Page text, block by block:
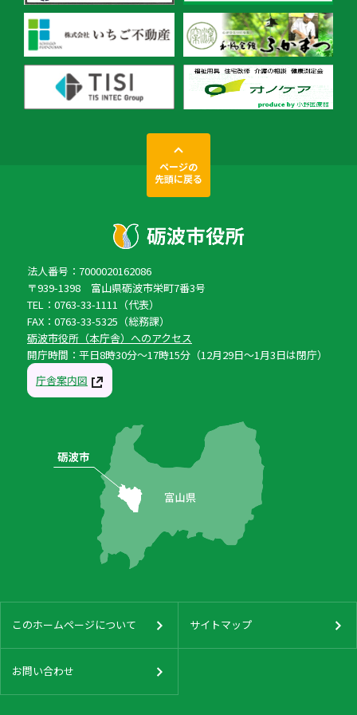
ページの
先頭に戻る
法人番号：7000020162086
〒939-1398 富山県砺波市栄町7番3号
TEL：0763-33-1111（代表）
FAX：0763-33-5325（総務課）
砺波市役所（本庁舎）へのアクセス
開庁時間：平日8時30分〜17時15分（12月29日〜1月3日は閉庁）
庁舎案内図
このホームページについて サイトマップ
お問い合わせ